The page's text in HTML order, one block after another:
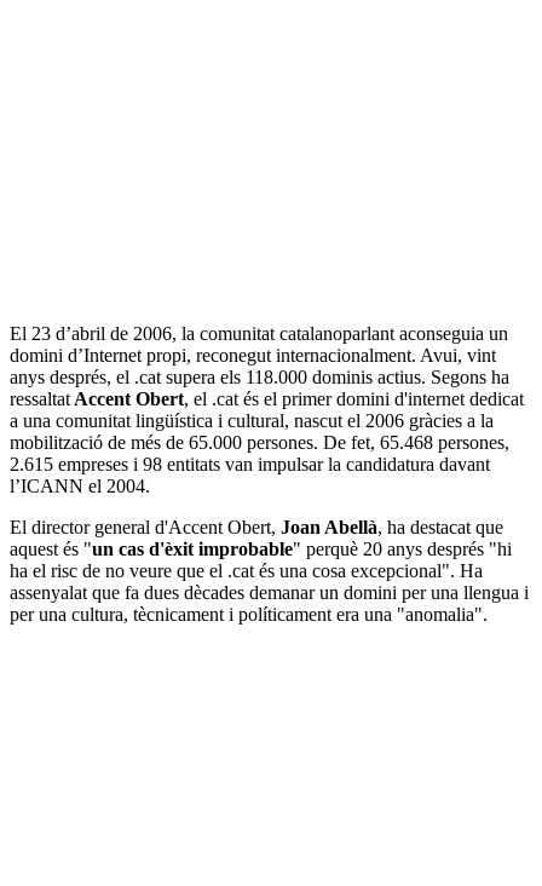
El 23 d’abril de 2006, la comunitat catalanoparlant aconseguia un
domini d’Internet propi, reconegut internacionalment. Avui, vint
anys després, el .cat supera els 118.000 dominis actius. Segons ha
ressaltat Accent Obert, el .cat és el primer domini d'internet dedicat
a una comunitat lingüística i cultural, nascut el 2006 gràcies a la
mobilització de més de 65.000 persones. De fet, 65.468 persones,
2.615 empreses i 98 entitats van impulsar la candidatura davant
l’ICANN el 2004.
El director general d'Accent Obert, Joan Abellà, ha destacat que
aquest és "un cas d'èxit improbable" perquè 20 anys després "hi
ha el risc de no veure que el .cat és una cosa excepcional". Ha
assenyalat que fa dues dècades demanar un domini per una llengua i
per una cultura, tècnicament i políticament era una "anomalia".